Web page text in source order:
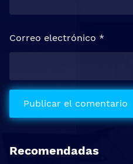
Correo electrónico *
Recomendadas